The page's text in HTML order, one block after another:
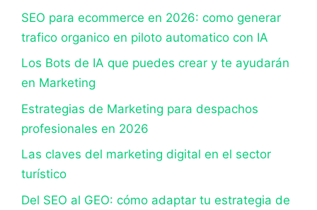
SEO para ecommerce en 2026: como generar
trafico organico en piloto automatico con IA
Los Bots de IA que puedes crear y te ayudarán
en Marketing
Estrategias de Marketing para despachos
profesionales en 2026
Las claves del marketing digital en el sector
turístico
Del SEO al GEO: cómo adaptar tu estrategia de